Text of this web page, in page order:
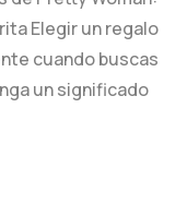
Elegir un regalo
cuando buscas
un significado